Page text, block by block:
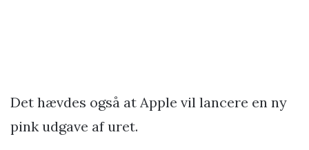
Det hævdes også at Apple vil lancere en ny
pink udgave af uret.